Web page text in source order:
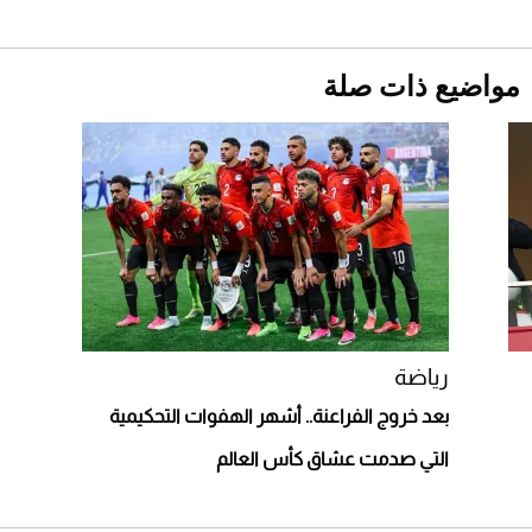
أغلى 10 عطور في العالم للرجال تمنحك فخامة
استثنائية
دوران الأرض؟
2026-07-25
Comeback" في جدة (فيديو)
2026-07-25
مواضيع ذات صلة
رياضة
بعد خروج الفراعنة.. أشهر الهفوات التحكيمية
التي صدمت عشاق كأس العالم